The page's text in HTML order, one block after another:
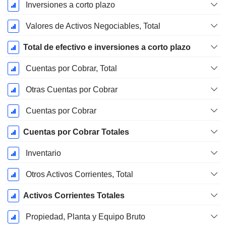
Inversiones a corto plazo
Valores de Activos Negociables, Total
Total de efectivo e inversiones a corto plazo
Cuentas por Cobrar, Total
Otras Cuentas por Cobrar
Cuentas por Cobrar
Cuentas por Cobrar Totales
Inventario
Otros Activos Corrientes, Total
Activos Corrientes Totales
Propiedad, Planta y Equipo Bruto